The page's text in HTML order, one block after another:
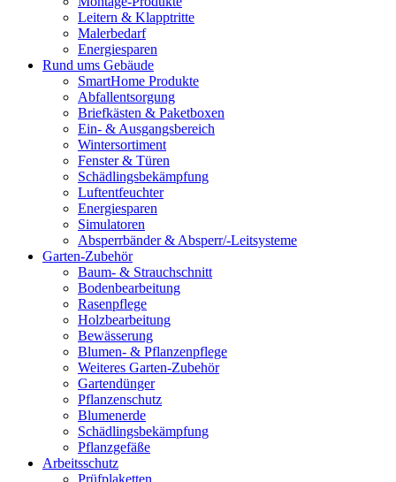
Leitern & Klapptritte
Malerbedarf
Energiesparen
Rund ums Gebäude
SmartHome Produkte
Abfallentsorgung
Briefkästen & Paketboxen
Ein- & Ausgangsbereich
Wintersortiment
Fenster & Türen
Schädlingsbekämpfung
Luftentfeuchter
Energiesparen
Simulatoren
Absperrbänder & Absperr/-Leitsysteme
Garten-Zubehör
Baum- & Strauchschnitt
Bodenbearbeitung
Rasenpflege
Holzbearbeitung
Bewässerung
Blumen- & Pflanzenpflege
Weiteres Garten-Zubehör
Gartendünger
Pflanzenschutz
Blumenerde
Schädlingsbekämpfung
Pflanzgefäße
Arbeitsschutz
Prüfplaketten